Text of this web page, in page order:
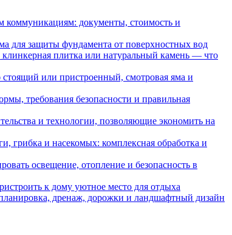
коммуникациям: документы, стоимость и
для защиты фундамента от поверхностных вод
клинкерная плитка или натуральный камень — что
стоящий или пристроенный, смотровая яма и
требования безопасности и правильная
и технологии, позволяющие экономить на
грибка и насекомых: комплексная обработка и
освещение, отопление и безопасность в
к дому уютное место для отдыха
дренаж, дорожки и ландшафтный дизайн